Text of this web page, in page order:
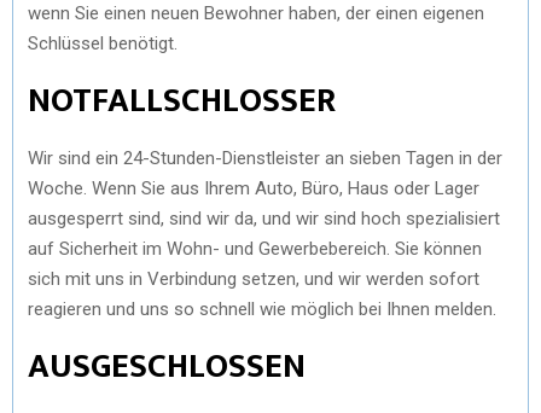
wenn Sie einen neuen Bewohner haben, der einen eigenen
Schlüssel benötigt.
NOTFALLSCHLOSSER
Wir sind ein 24-Stunden-Dienstleister an sieben Tagen in der
Woche. Wenn Sie aus Ihrem Auto, Büro, Haus oder Lager
ausgesperrt sind, sind wir da, und wir sind hoch spezialisiert
auf Sicherheit im Wohn- und Gewerbebereich. Sie können
sich mit uns in Verbindung setzen, und wir werden sofort
reagieren und uns so schnell wie möglich bei Ihnen melden.
AUSGESCHLOSSEN